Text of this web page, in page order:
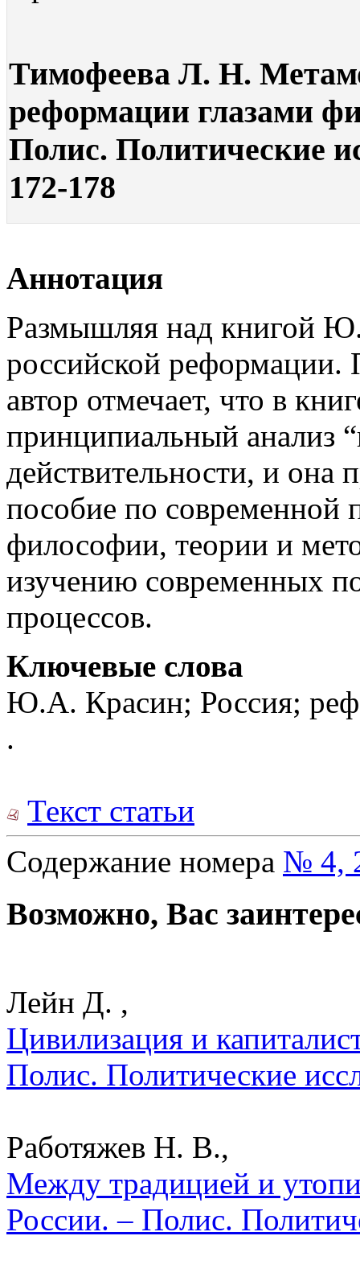
Тимофеева Л. Н.
реформации глазами
Полис. Политические
172-178
Аннотация
Размышляя над книгой
российской реформации.
автор отмечает, что в
принципиальный анализ
действительности, и она
пособие по современной
философии, теории и
изучению современных
процессов.
Ключевые слова
Ю.А. Красин; Россия;
.
Текст статьи
Содержание номера № 4,
Возможно, Вас
Лейн Д. ,
Цивилизация и
Полис. Политические
Работяжев Н. В.,
Между традицией и
России. – Полис.